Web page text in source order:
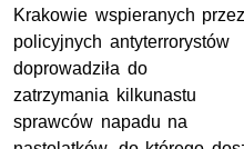
Krakowie wspieranych przez
policyjnych antyterrorystów
doprowadziła do
zatrzymania kilkunastu
sprawców napadu na